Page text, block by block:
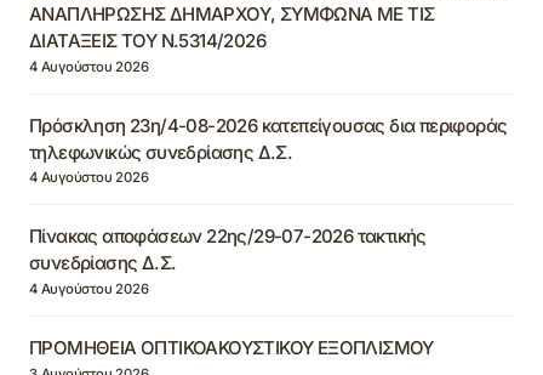
ΑΝΑΠΛΗΡΩΣΗΣ ΔΗΜΑΡΧΟΥ, ΣΥΜΦΩΝΑ ΜΕ ΤΙΣ
ΔΙΑΤΑΞΕΙΣ ΤΟΥ Ν.5314/2026
4 Αυγούστου 2026
Πρόσκληση 23η/4-08-2026 κατεπείγουσας δια περιφοράς
τηλεφωνικώς συνεδρίασης Δ.Σ.
4 Αυγούστου 2026
Πίνακας αποφάσεων 22ης/29-07-2026 τακτικής
συνεδρίασης Δ.Σ.
4 Αυγούστου 2026
ΠΡΟΜΗΘΕΙΑ ΟΠΤΙΚΟΑΚΟΥΣΤΙΚΟΥ ΕΞΟΠΛΙΣΜΟΥ